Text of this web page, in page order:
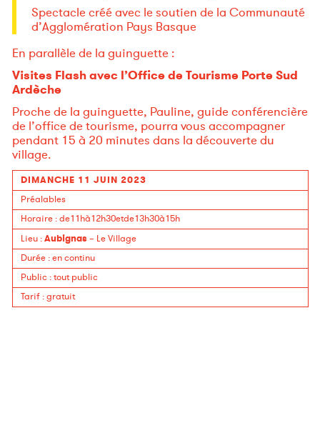
Spectacle créé avec le soutien de la Communauté
d’Agglomération Pays Basque
En parallèle de la guinguette :
Visites Flash avec l’Office de Tourisme Porte Sud
Ardèche
Proche de la guinguette, Pauline, guide conférencière
de l’office de tourisme, pourra vous accompagner
pendant 15 à 20 minutes dans la découverte du
village.
DIMANCHE 11 JUIN 2023
Préalables
Horaire: de11hà12h30etde13h30à15h
Lieu:Aubignas – Le Village
Durée:en continu
Public:tout public
Tarif:gratuit